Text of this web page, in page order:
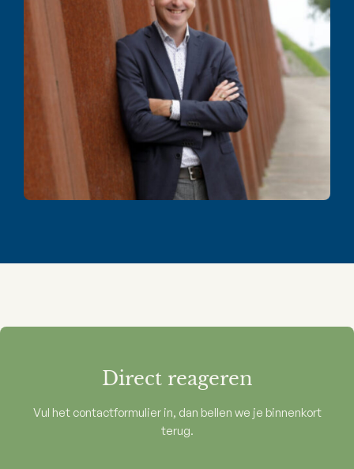
Direct reageren
Vul het contactformulier in, dan bellen we je binnenkort
terug.